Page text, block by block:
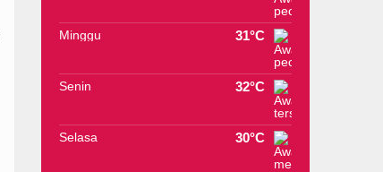
Minggu 31°C
Senin 32°C
Selasa 30°C